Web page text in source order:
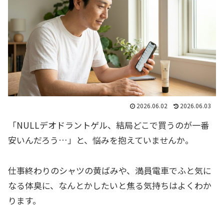
2026.06.02 2026.06.03
「NULLデオドラントゲル、結局どこで買うのが一番
安いんだろう…」と、悩みを抱えていませんか。
仕事終わりのシャツの黄ばみや、満員電車でふと気に
なる体臭に、なんとかしたいと焦る気持ちはよくわか
ります。